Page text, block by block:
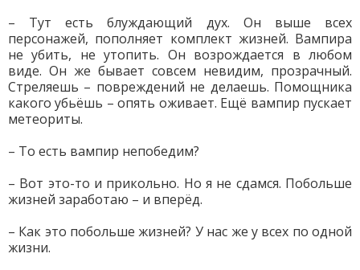
– Тут есть блуждающий дух. Он выше всех
персонажей, пополняет комплект жизней. Вампира
не убить, не утопить. Он возрождается в любом
виде. Он же бывает совсем невидим, прозрачный.
Стреляешь – повреждений не делаешь. Помощника
какого убьёшь – опять оживает. Ещё вампир пускает
метеориты.
– То есть вампир непобедим?
– Вот это-то и прикольно. Но я не сдамся. Побольше
жизней заработаю – и вперёд.
– Как это побольше жизней? У нас же у всех по одной
жизни.